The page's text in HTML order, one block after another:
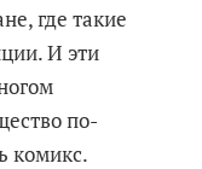
где такие
И эти
по-
комикс.